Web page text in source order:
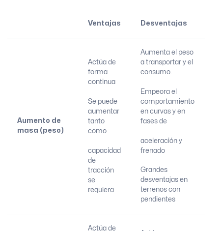
Ventajas Desventajas
Aumento de
masa (peso)
Actúa de
forma
continua
Se puede
aumentar
tanto
como
capacidad
de
tracción
se
requiera
Aumenta el peso
a transportar y el
consumo.
Empeora el
comportamiento
en curvas y en
fases de
aceleración y
frenado
Grandes
desventajas en
terrenos con
pendientes
Actúa de